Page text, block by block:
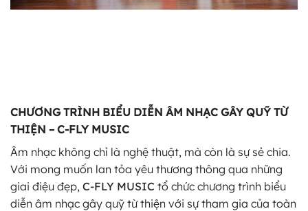
CHƯƠNG TRÌNH BIỂU DIỄN ÂM NHẠC GÂY QUỸ TỪ
THIỆN – C-FLY MUSIC
Âm nhạc không chỉ là nghệ thuật, mà còn là sự sẻ chia.
Với mong muốn lan tỏa yêu thương thông qua những
giai điệu đẹp, C-FLY MUSIC tổ chức chương trình biểu
diễn âm nhạc gây quỹ từ thiện với sự tham gia của toàn